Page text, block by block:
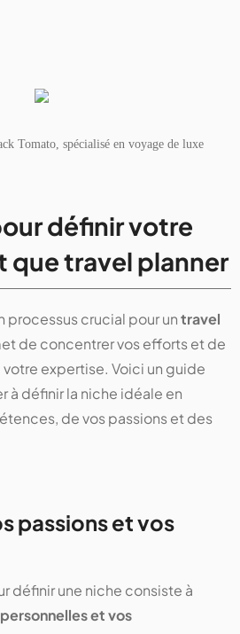
Tomato, spécialisé en voyage de luxe
définir votre
que travel planner
processus crucial pour untravel
de concentrer vos efforts et de
expertise. Voici un guide
à définir la niche idéale en
de vos passions et des
passions et vos
définir une niche consiste à
et vos